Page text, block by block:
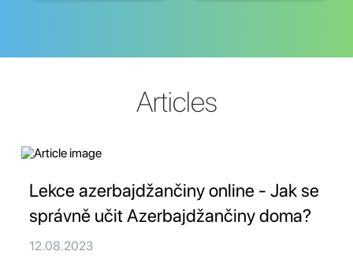
Articles
Lekce azerbajdžančiny online - Jak se
správně učit Azerbajdžančiny doma?
12.08.2023